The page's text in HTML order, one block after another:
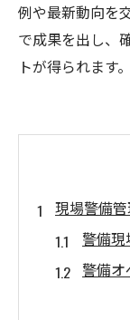
例や最新動向を
で成果を出し、
トが得られます。
現場警備
警備現
警備オ
警備